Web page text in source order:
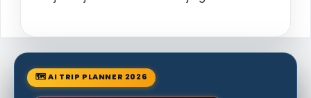
🗺 AI TRIP PLANNER 2026